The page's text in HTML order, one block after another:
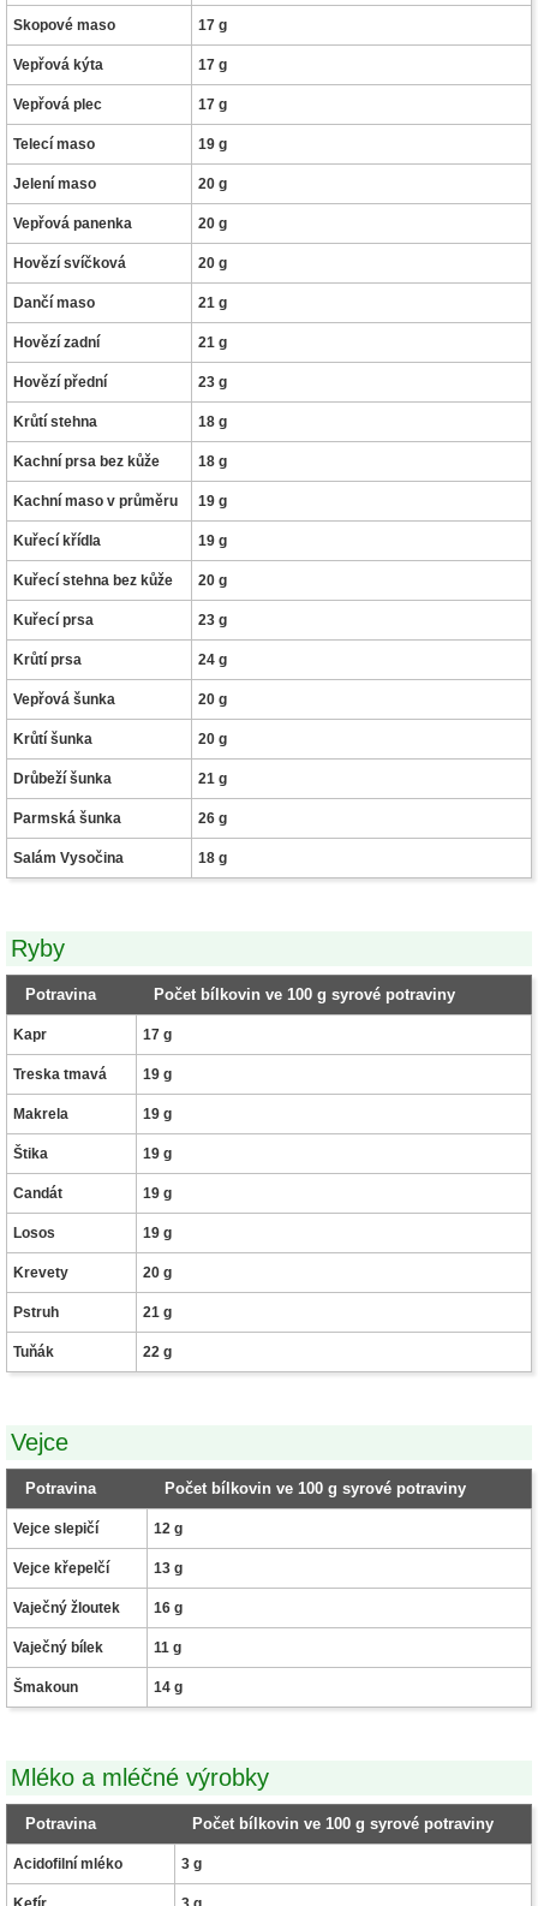
Skopové maso 17 g
Vepřová kýta 17 g
Vepřová plec 17 g
Telecí maso 19 g
Jelení maso 20 g
Vepřová panenka 20 g
Hovězí svíčková 20 g
Dančí maso 21 g
Hovězí zadní 21 g
Hovězí přední 23 g
Krůtí stehna 18 g
Kachní prsa bez kůže 18 g
Kachní maso v průměru 19 g
Kuřecí křídla 19 g
Kuřecí stehna bez kůže 20 g
Kuřecí prsa 23 g
Krůtí prsa 24 g
Vepřová šunka 20 g
Krůtí šunka 20 g
Drůbeží šunka 21 g
Parmská šunka 26 g
Salám Vysočina 18 g
Ryby
Potravina Počet bílkovin ve 100 g syrové potraviny
Kapr 17 g
Treska tmavá 19 g
Makrela 19 g
Štika 19 g
Candát 19 g
Losos 19 g
Krevety 20 g
Pstruh 21 g
Tuňák 22 g
Vejce
Potravina Počet bílkovin ve 100 g syrové potraviny
Vejce slepičí 12 g
Vejce křepelčí 13 g
Vaječný žloutek 16 g
Vaječný bílek 11 g
Šmakoun 14 g
Mléko a mléčné výrobky
Potravina Počet bílkovin ve 100 g syrové potraviny
Acidofilní mléko 3 g